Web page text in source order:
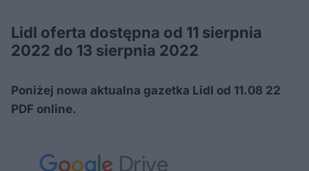
Lidl oferta dostępna od 11 sierpnia
2022 do 13 sierpnia 2022
Poniżej nowa aktualna gazetka Lidl od 11.08 22
PDF online.